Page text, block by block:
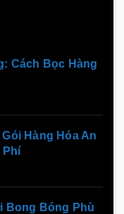
Cách Bọc Hàng
Hàng Hóa An
Phí
Bong Bóng Phù